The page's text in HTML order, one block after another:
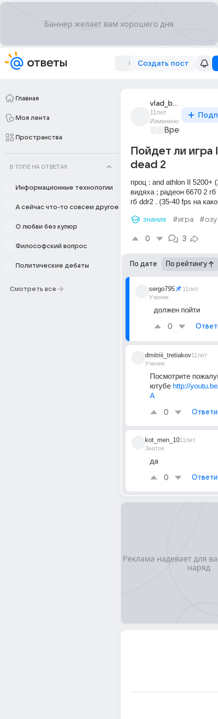
Создать пост
Главная
Моя лента
Пространства
В ТОПЕ НА ОТВЕТАХ
Информационные технологии
А сейчас что-то совсем другое
О любви без купюр
Философский вопрос
Политические дебаты
Смотреть все
vlad_bosenko
11лет
Изменено
Время игр
Пойдет ли игра
dead 2
проц : and athlon II 5200+
видяха ; радеон 6670 2
гб ddr2 . (35-40 fps на
знания #игра #озу
0 3
По дате По рейтингу
sergo795
Ученик
11лет
должен пойти
0
dmitriii_tretiakov
Ученик
11лет
Посмотрите
ютубе http://
A
0
kot_men_10
Знаток
11лет
да
0